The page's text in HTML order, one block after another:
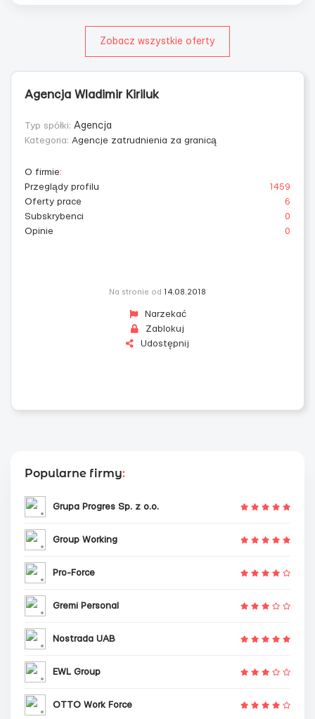
Zobacz wszystkie oferty
Agencja Wladimir Kiriluk
Typ spółki: Agencja
Kategoria: Agencje zatrudnienia za granicą
O firmie:
Przeglądy profilu
1459
Oferty prace
6
Subskrybenci
0
Opinie
0
Na stronie od 14.08.2018
Narzekać
Zablokuj
Udostępnij
Popularne firmy:
Grupa Progres Sp. z o.o.
Group Working
Pro-Force
Gremi Personal
Nostrada UAB
EWL Group
OTTO Work Force